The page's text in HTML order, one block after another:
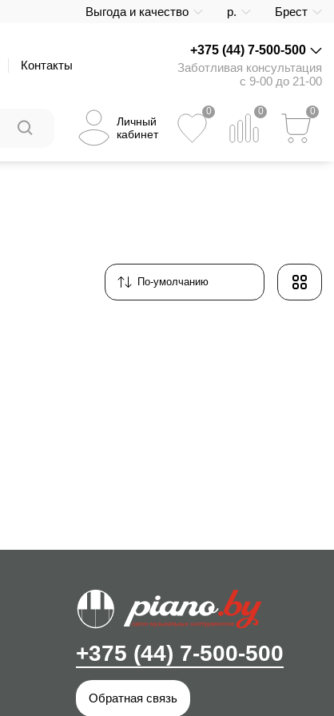
Выгода и качество р. Брест
Контакты
+375 (44) 7-500-500
Заботливая консультация
с 9-00 до 21-00
Личный
кабинет
0 0 0
+375 (44) 7-500-500
Обратная связь